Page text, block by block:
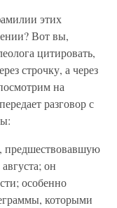
этих
Вот вы,
цитировать,
строчку, а через
на
разговор с
предшествовавшую
он
особенно
которыми